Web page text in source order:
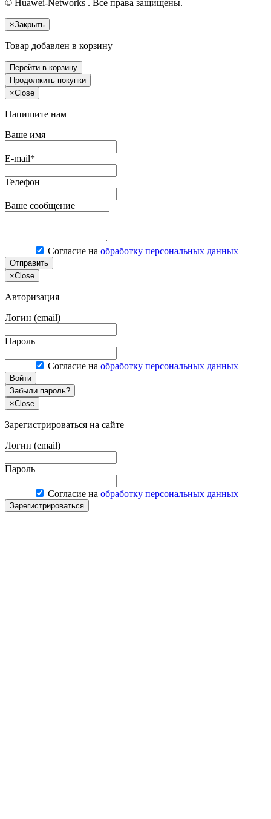
© Huawei-Networks . Все права защищены.
×Закрыть
Товар добавлен в корзину
Перейти в корзину
Продолжить покупки
×Close
Напишите нам
Ваше имя
E-mail*
Телефон
Ваше сообщение
Согласие на обработку персональных данных
Отправить
×Close
Авторизация
Логин (email)
Пароль
Согласие на обработку персональных данных
Войти
Забыли пароль?
×Close
Зарегистрироваться на сайте
Логин (email)
Пароль
Согласие на обработку персональных данных
Зарегистрироваться